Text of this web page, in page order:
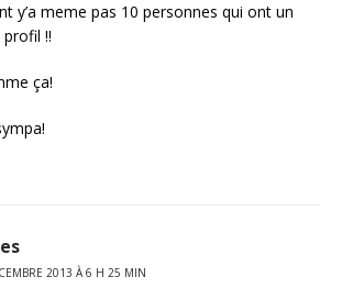
y’a meme pas 10 personnes qui ont un
!!
ça!
2013 À 6 H 25 MIN